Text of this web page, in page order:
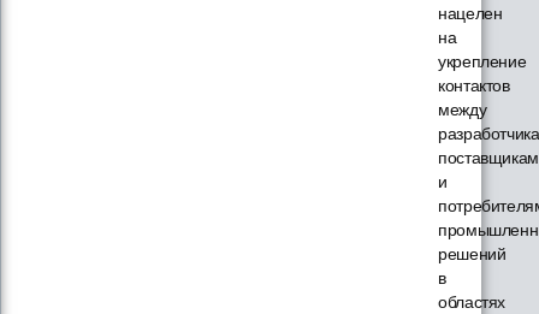
нацелен
на
укрепление
контактов
между
и
решений
в
областях